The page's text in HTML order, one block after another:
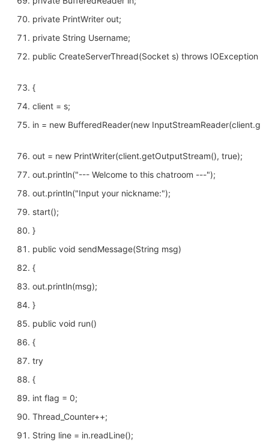
private PrintWriter out;
private String Username;
public CreateServerThread(Socket s) throws IOException
{
client = s;
in = new BufferedReader(new
out = new PrintWriter(client.getOutputStream(), true);
out.println("--- Welcome to this chatroom ---");
out.println("Input your nickname:");
start();
}
public void sendMessage(String msg)
{
out.println(msg);
}
public void run()
{
try
{
int flag = 0;
Thread_Counter++;
String line = in.readLine();